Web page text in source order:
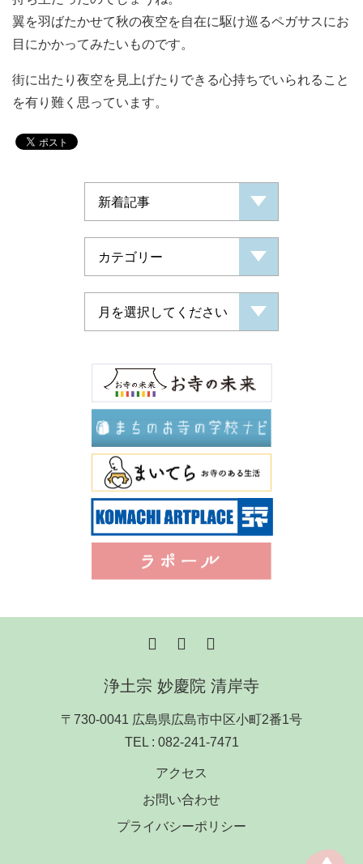
翼を羽ばたかせて秋の夜空を自在に駆け巡るペガサスにお
目にかかってみたいものです。
街に出たり夜空を見上げたりできる心持ちでいられること
を有り難く思っています。
浄土宗 妙慶院 清岸寺
〒730-0041 広島県広島市中区小町2番1号
TEL : 082-241-7471
アクセス
お問い合わせ
プライバシーポリシー